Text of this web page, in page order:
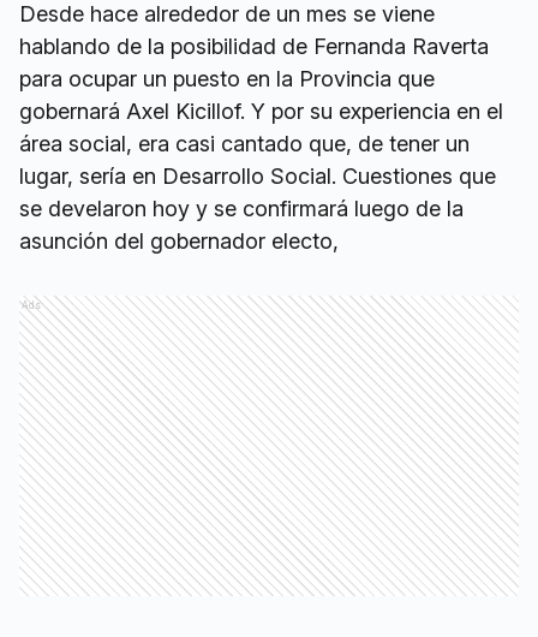
Desde hace alrededor de un mes se viene
hablando de la posibilidad de Fernanda Raverta
para ocupar un puesto en la Provincia que
gobernará Axel Kicillof. Y por su experiencia en el
área social, era casi cantado que, de tener un
lugar, sería en Desarrollo Social. Cuestiones que
se develaron hoy y se confirmará luego de la
asunción del gobernador electo,
Ads